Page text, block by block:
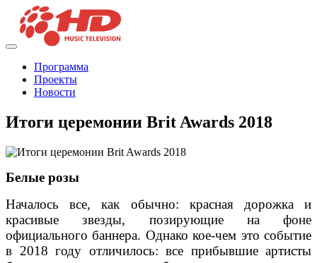
Программа
Проекты
Новости
Итоги церемонии Brit Awards 2018
Белые розы
Началось все, как обычно: красная дорожка и
красивые звезды, позирующие на фоне
официального баннера. Однако кое-чем это событие
в 2018 году отличилось: все прибывшие артисты